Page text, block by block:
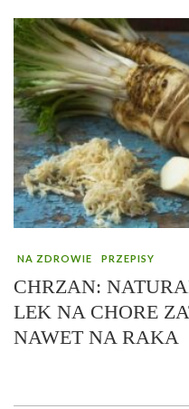
NA ZDROWIE PRZEPISY
CHRZAN:
LEK NA CHORE
NAWET NA RAKA